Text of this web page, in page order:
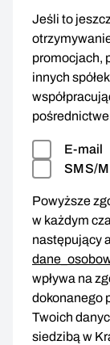
Jeśli to
promocjach,
innych
E-mail
SMS/
Powyższe
w każdym
następujący
wpływa na
dokonanego
Twoich
siedzibą w